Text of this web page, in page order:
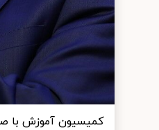
کمیسیون آموزش با